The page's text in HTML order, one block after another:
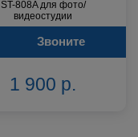
ST-808A для фото/
видеостудии
Звоните
1 900 р.